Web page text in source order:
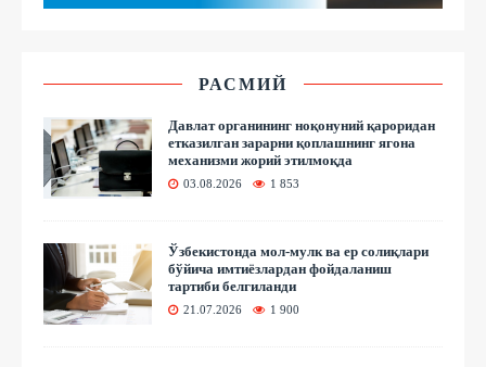
РАСМИЙ
Давлат органининг ноқонуний қароридан
етказилган зарарни қоплашнинг ягона
механизми жорий этилмоқда
03.08.2026 1 853
Ўзбекистонда мол-мулк ва ер солиқлари
бўйича имтиёзлардан фойдаланиш
тартиби белгиланди
21.07.2026 1 900